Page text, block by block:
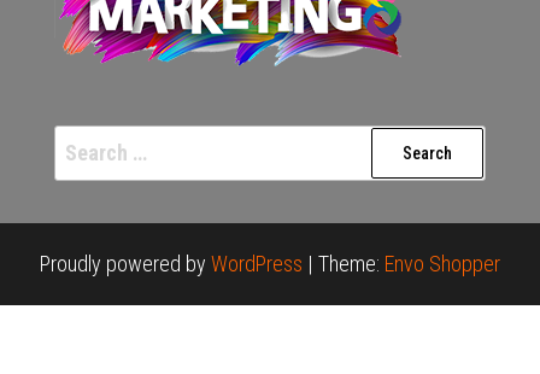
Search
for:
Proudly powered by WordPress | Theme: Envo Shopper